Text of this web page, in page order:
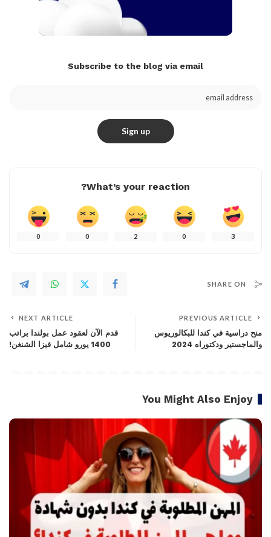
Subscribe to the blog via email
What’s your reaction?
3
0
2
0
0
SHARE ON
PREVIOUS ARTICLE
منح دراسية في كندا للبكالوريوس
والماجستير ودكتوراه 2024
NEXT ARTICLE
قدم الآن لعقود عمل بولندا براتب
1400 يورو شامل فيزا الشنغن!
You Might Also Enjoy